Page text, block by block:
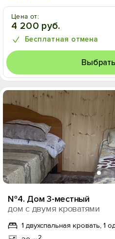
Цена от:
4 200 руб.
Бесплатная отмена
№4. Дом 3-местный
дом с двумя кроватями
1 двухспальная кровать, 1